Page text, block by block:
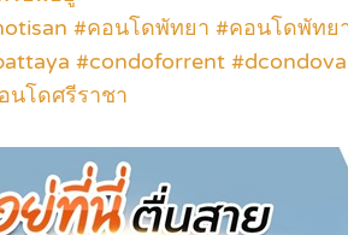
#คอนโดพัทยา #คอนโดพัทย
#condoforrent
นโดศรีราชา